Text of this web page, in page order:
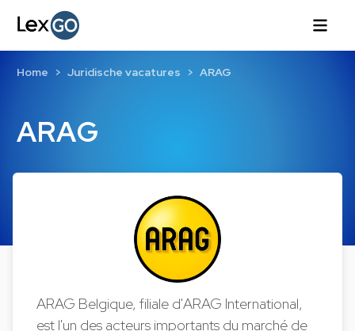
ARAG
Home Juridische vacatures ARAG
ARAG Belgique, filiale d'ARAG International,
est l'un des acteurs importants du marché de